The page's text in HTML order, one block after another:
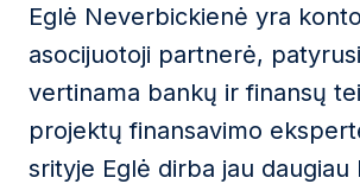
Privatumo politika
taisyklėmis.
Ši svetainė yra saugoma
taikomos „Google“privatumo politika
teikimo sąlygos
.
Eglė Neverbickienė yra
asocijuotoji partnerė,
vertinama bankų ir finansų
projektų finansavimo
srityje Eglė dirba jau daugiau